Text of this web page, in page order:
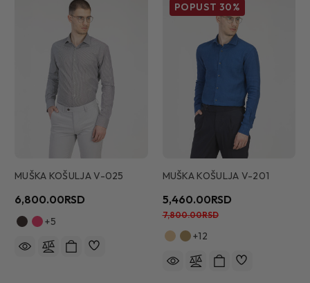
MUŠKA KOŠULJA V-025
6,800.00RSD
+5
POPUST 30%
MUŠKA KOŠULJA V-201
5,460.00RSD
7,800.00RSD
+12